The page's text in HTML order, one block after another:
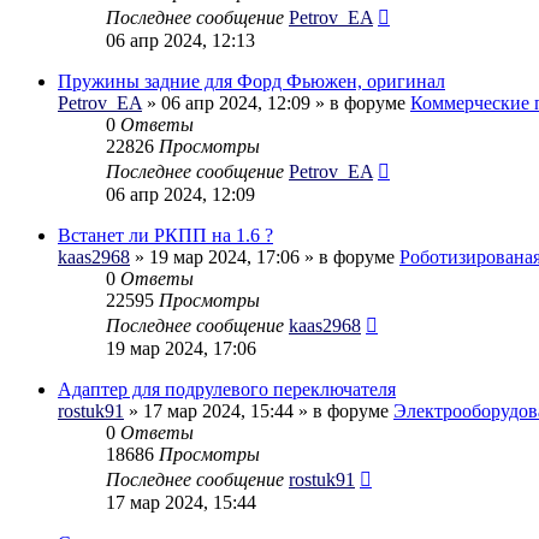
Последнее сообщение Petrov_EA
06 апр 2024, 12:13
Пружины задние для Форд Фьюжен, оригинал
Petrov_EA » 06 апр 2024, 12:09 » в форуме Коммерческие
0 Ответы
22826 Просмотры
Последнее сообщение Petrov_EA
06 апр 2024, 12:09
Встанет ли РКПП на 1.6 ?
kaas2968 » 19 мар 2024, 17:06 » в форуме
0 Ответы
22595 Просмотры
Последнее сообщение kaas2968
19 мар 2024, 17:06
Адаптер для подрулевого переключателя
rostuk91 » 17 мар 2024, 15:44 » в форуме
0 Ответы
18686 Просмотры
Последнее сообщение rostuk91
17 мар 2024, 15:44